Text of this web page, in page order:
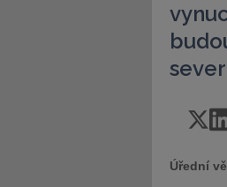
Úřední